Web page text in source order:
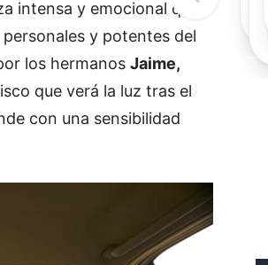
intensa y emocional que
y potentes del
los hermanos Jaime,
que verá la luz tras el
con una sensibilidad